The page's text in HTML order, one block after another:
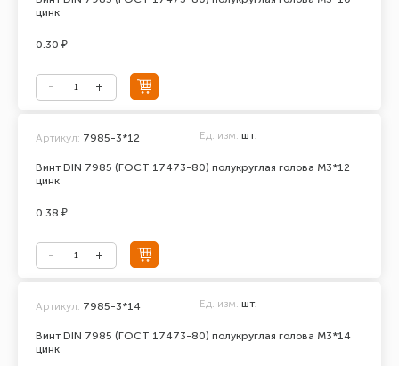
цинк
0.30 ₽
Винт DIN 7985 (ГОСТ 17473-80) полукруглая голова М3*12
цинк
Артикул: 7985-3*12 Ед. изм. шт.
0.38 ₽
Винт DIN 7985 (ГОСТ 17473-80) полукруглая голова М3*14
цинк
Артикул: 7985-3*14 Ед. изм. шт.